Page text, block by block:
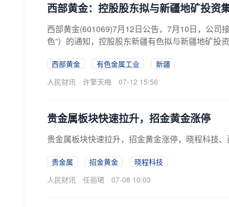
西部黄金：控股股东拟与新疆地矿投资
西部黄金(601069)7月12日公告，7月10日，公司
色”）的通知，控股股东新疆有色拟与新疆地矿投
西部黄金 有色金属工业
新疆
人民财讯
许擎天梅 07-12 15:56
贵金属板块快速拉升，招金黄金涨停
贵金属板块快速拉升，招金黄金涨停，晓程科技
贵金属 招金黄金
晓程科技
人民财讯
任丽珺 07-08 10:03